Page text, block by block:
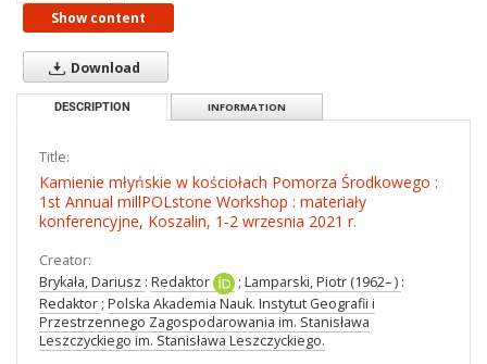
Show content
Download
DESCRIPTION INFORMATION
Title:
Kamienie młyńskie w kościołach Pomorza Środkowego :
1st Annual millPOLstone Workshop : materiały
konferencyjne, Koszalin, 1-2 wrzesnia 2021 r.
Creator:
Brykała, Dariusz : Redaktor ; Lamparski, Piotr (1962– ) :
Redaktor ; Polska Akademia Nauk. Instytut Geografii i
Przestrzennego Zagospodarowania im. Stanisława
Leszczyckiego im. Stanisława Leszczyckiego.